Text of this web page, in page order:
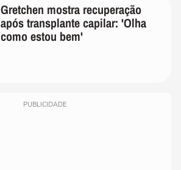
Gretchen mostra recuperação
após transplante capilar: 'Olha
como estou bem'
PUBLICIDADE